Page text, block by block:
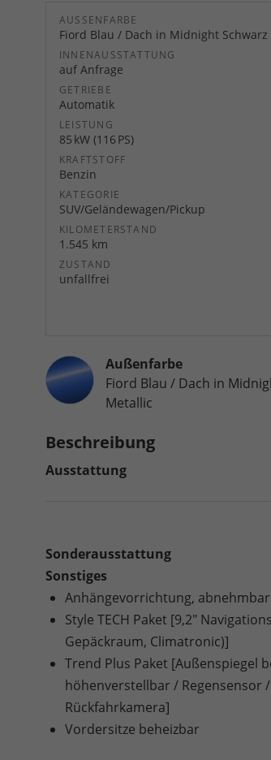
AUSSENFARBE
Fiord Blau / Dach in Midnight
INNENAUSSTATTUNG
auf Anfrage
GETRIEBE
Automatik
LEISTUNG
85 kW (116 PS)
KRAFTSTOFF
Benzin
KATEGORIE
SUV/Geländewagen/Pickup
KILOMETERSTAND
1.545 km
ZUSTAND
unfallfrei
Außenfarbe
Fiord Blau / Dach in
Metallic
Beschreibung
Ausstattung
Sonderausstattung
Sonstiges
Anhängevorrichtung, abnehmbar
Style TECH Paket [9,2"
Gepäckraum, Climatronic)]
Trend Plus Paket [Außenspiegel
höhenverstellbar / Regensensor
Rückfahrkamera]
Vordersitze beheizbar